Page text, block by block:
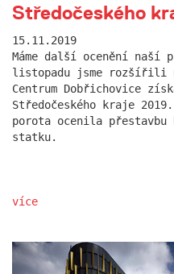
Středočeského
15.11.2019
Máme další ocenění naší
listopadu jsme rozšířili
Centrum Dobřichovice
Středočeského kraje
porota ocenila přestavbu
statku.
více